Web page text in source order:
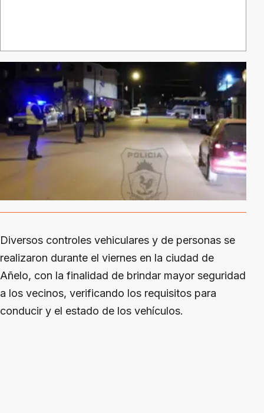
Diversos controles vehiculares y de personas se
realizaron durante el viernes en la ciudad de
Añelo, con la finalidad de brindar mayor seguridad
a los vecinos, verificando los requisitos para
conducir y el estado de los vehículos.